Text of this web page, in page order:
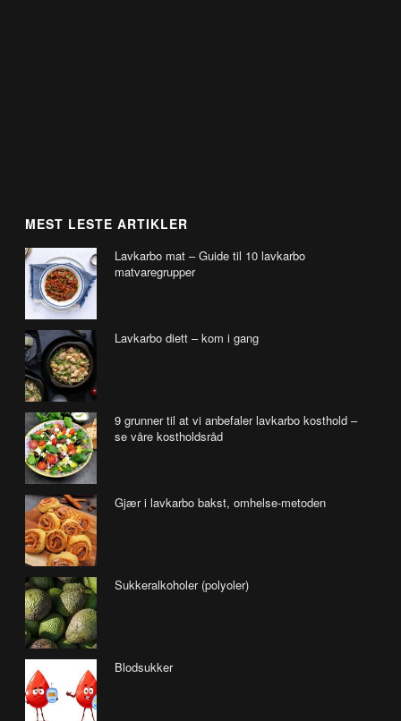
MEST LESTE ARTIKLER
Lavkarbo mat – Guide til 10 lavkarbo
matvaregrupper
Lavkarbo diett – kom i gang
9 grunner til at vi anbefaler lavkarbo kosthold –
se våre kostholdsråd
Gjær i lavkarbo bakst, omhelse-metoden
Sukkeralkoholer (polyoler)
Blodsukker